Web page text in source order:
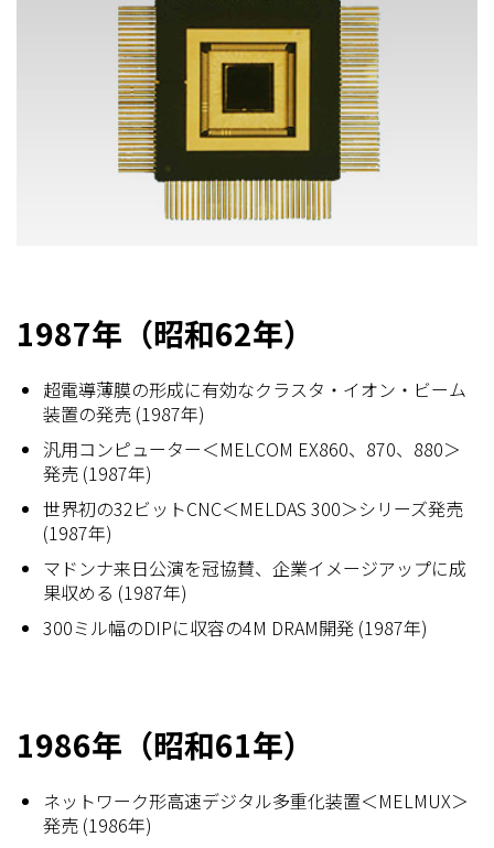
1987年（昭和62年）
超電導薄膜の形成に有効なクラスタ・イオン・ビーム
装置の発売 (1987年)
汎用コンピューター＜MELCOM EX860、870、880＞
発売 (1987年)
世界初の32ビットCNC＜MELDAS 300＞シリーズ発売
(1987年)
マドンナ来日公演を冠協賛、企業イメージアップに成
果収める (1987年)
300ミル幅のDIPに収容の4M DRAM開発 (1987年)
1986年（昭和61年）
ネットワーク形高速デジタル多重化装置＜MELMUX＞
発売 (1986年)